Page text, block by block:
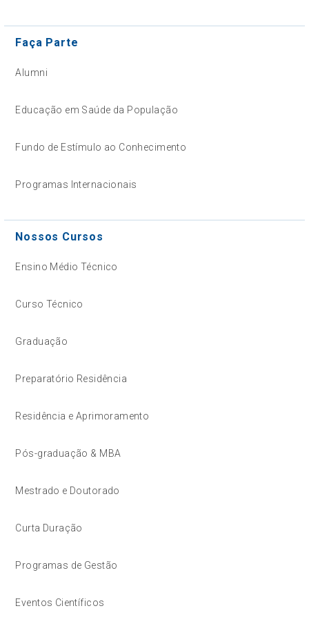
Faça Parte
Alumni
Educação em Saúde da População
Fundo de Estímulo ao Conhecimento
Programas Internacionais
Nossos Cursos
Ensino Médio Técnico
Curso Técnico
Graduação
Preparatório Residência
Residência e Aprimoramento
Pós-graduação & MBA
Mestrado e Doutorado
Curta Duração
Programas de Gestão
Eventos Científicos